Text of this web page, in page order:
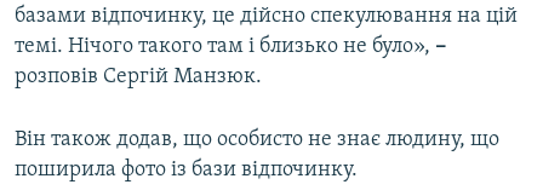
базами відпочинку, це дійсно спекулювання на цій
темі. Нічого такого там і близько не було», –
розповів Сергій Манзюк.
Він також додав, що особисто не знає людину, що
поширила фото із бази відпочинку.